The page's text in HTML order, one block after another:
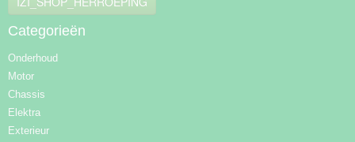
Categorieën
Onderhoud
Motor
Chassis
Elektra
Exterieur